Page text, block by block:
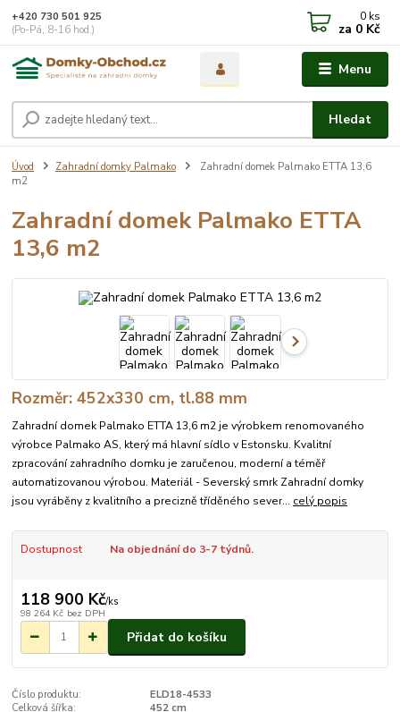
Menu
Hledat
+420 730 501 925
(Po-Pá, 8-16 hod.)
0 ks
za 0 Kč
Úvod Zahradní domky Palmako
Zahradní domek Palmako ETTA 13,6
m2
Zahradní domek Palmako ETTA
13,6 m2
Rozměr: 452x330 cm, tl.88 mm
Zahradní domek Palmako ETTA 13,6 m2 je výrobkem renomovaného
výrobce Palmako AS, který má hlavní sídlo v Estonsku. Kvalitní
zpracování zahradního domku je zaručenou, moderní a téměř
automatizovanou výrobou. Materiál - Severský smrk Zahradní domky
jsou vyráběny z kvalitního a precizně tříděného sever... celý popis
Dostupnost Na objednání do 3-7 týdnů.
118 900 Kč/ks
98 264 Kč bez DPH
Přidat do košíku
Číslo produktu:
ELD18-4533
Celková šířka:
452 cm